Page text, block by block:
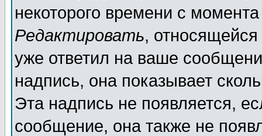
некоторого времени с
Редактировать,
уже ответил на ваше
надпись, она показывает
Эта надпись не появляется,
сообщение, она также не